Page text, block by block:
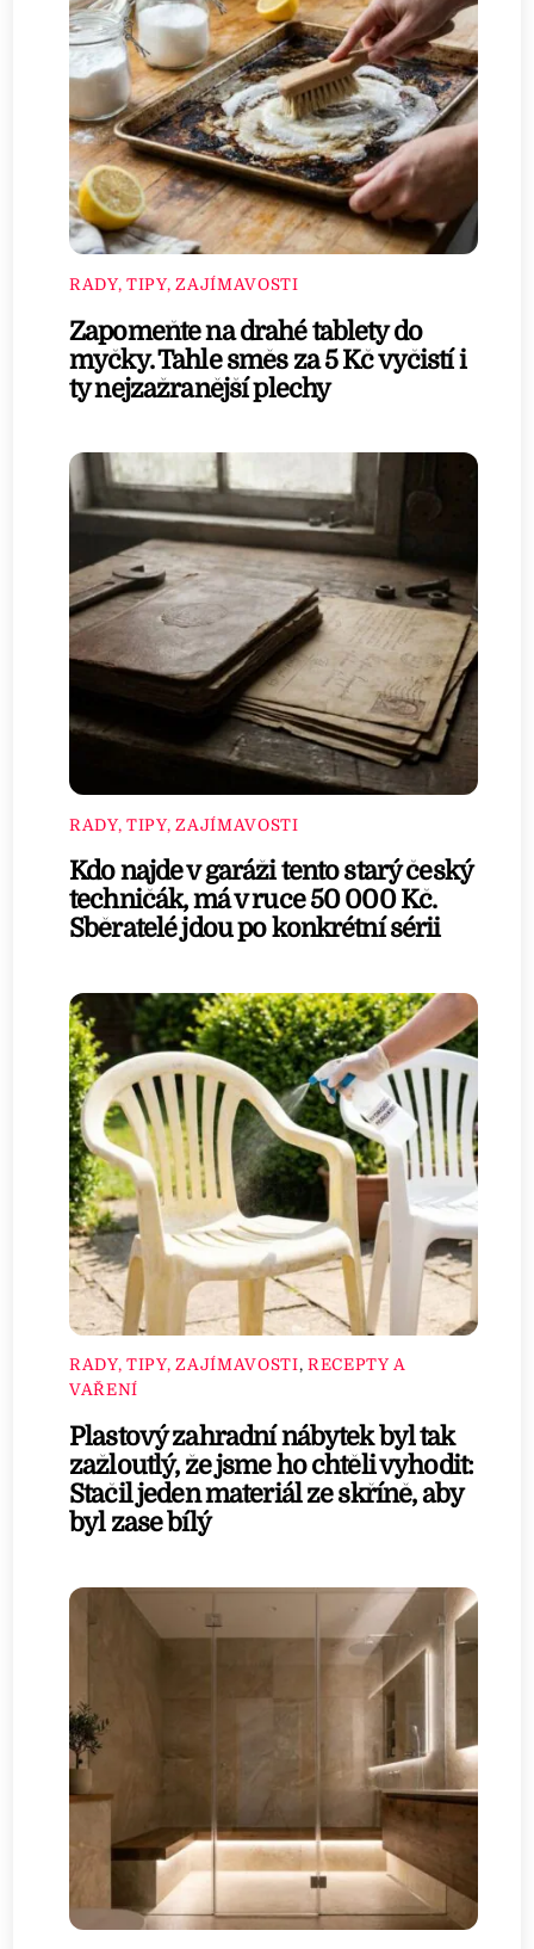
RADY, TIPY, ZAJÍMAVOSTI
Zapomeňte na drahé tablety do
myčky. Tahle směs za 5 Kč vyčistí i
ty nejzažranější plechy
RADY, TIPY, ZAJÍMAVOSTI
Kdo najde v garáži tento starý český
techničák, má v ruce 50 000 Kč.
Sběratelé jdou po konkrétní sérii
RADY, TIPY, ZAJÍMAVOSTI, RECEPTY A
VAŘENÍ
Plastový zahradní nábytek byl tak
zažloutlý, že jsme ho chtěli vyhodit:
Stačil jeden materiál ze skříně, aby
byl zase bílý